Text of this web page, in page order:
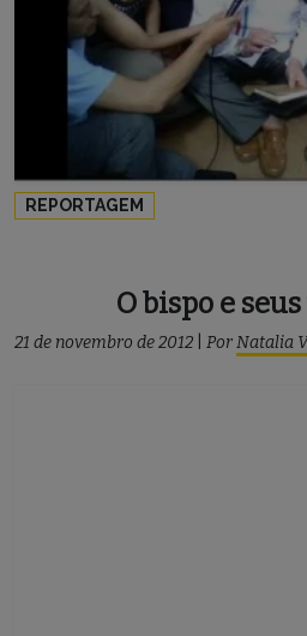
REPORTAGEM
O bispo e
21 de novembro de 2012 PorNatalia